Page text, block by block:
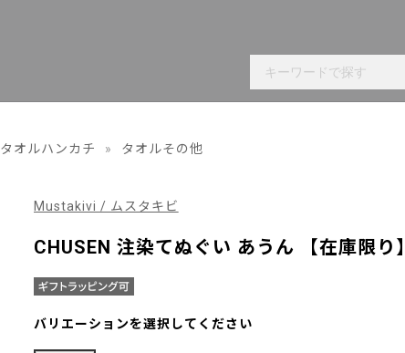
タオルハンカチ » タオルその他
Mustakivi / ムスタキビ
CHUSEN 注染てぬぐい あうん 【在庫限り】
バリエーションを選択してください